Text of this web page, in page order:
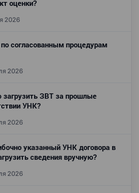
оценки?
2026
согласованным процедурам
2026
ЗВТ за прошлые
УНК?
2026
указанный УНК договора в
сведения вручную?
2026